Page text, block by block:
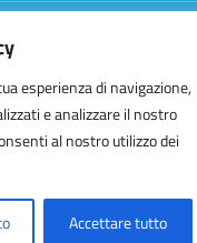
esperienza di navigazione,
e analizzare il nostro
al nostro utilizzo dei
Accettare tutto